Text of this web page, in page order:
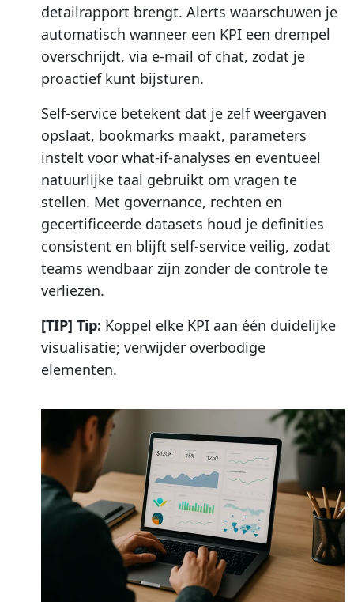
detailrapport brengt. Alerts waarschuwen je
automatisch wanneer een KPI een drempel
overschrijdt, via e-mail of chat, zodat je
proactief kunt bijsturen.
Self-service betekent dat je zelf weergaven
opslaat, bookmarks maakt, parameters
instelt voor what-if-analyses en eventueel
natuurlijke taal gebruikt om vragen te
stellen. Met governance, rechten en
gecertificeerde datasets houd je definities
consistent en blijft self-service veilig, zodat
teams wendbaar zijn zonder de controle te
verliezen.
[TIP] Tip: Koppel elke KPI aan één duidelijke
visualisatie; verwijder overbodige
elementen.